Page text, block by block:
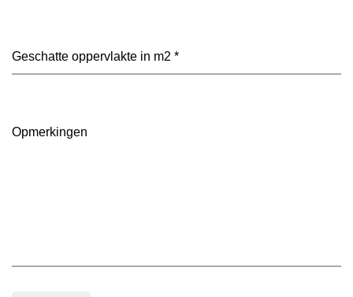
Opmerkingen